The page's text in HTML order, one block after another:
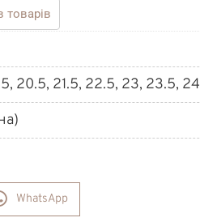
товарів
20.5, 21.5, 22.5, 23, 23.5, 24
WhatsApp